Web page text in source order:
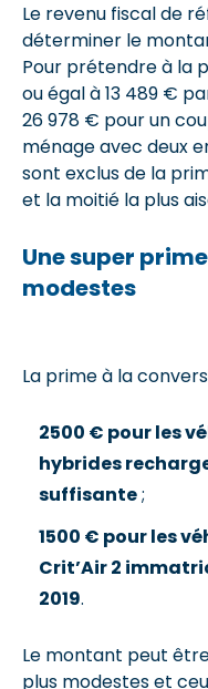
Le revenu fiscal de
déterminer le
Pour prétendre à la
ou égal à 13 489 €
26 978 € pour un
ménage avec deux
sont exclus de la
et la moitié la plus
Une super
modestes
La prime à la
2500 € pour les
hybrides
suffisante;
1500 € pour les
Crit’Air 2
2019.
Le montant peut
plus modestes et